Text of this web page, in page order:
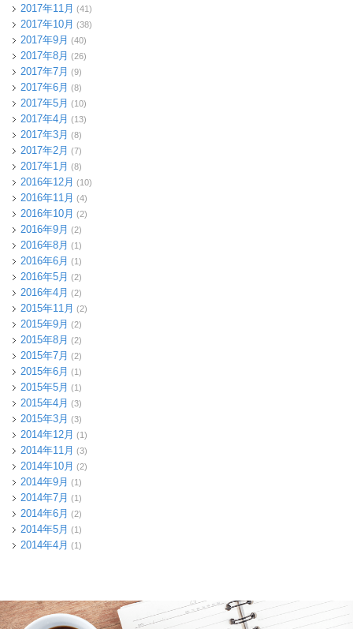
2017年11月 (41)
2017年10月 (38)
2017年9月 (40)
2017年8月 (26)
2017年7月 (9)
2017年6月 (8)
2017年5月 (10)
2017年4月 (13)
2017年3月 (8)
2017年2月 (7)
2017年1月 (8)
2016年12月 (10)
2016年11月 (4)
2016年10月 (2)
2016年9月 (2)
2016年8月 (1)
2016年6月 (1)
2016年5月 (2)
2016年4月 (2)
2015年11月 (2)
2015年9月 (2)
2015年8月 (2)
2015年7月 (2)
2015年6月 (1)
2015年5月 (1)
2015年4月 (3)
2015年3月 (3)
2014年12月 (1)
2014年11月 (3)
2014年10月 (2)
2014年9月 (1)
2014年7月 (1)
2014年6月 (2)
2014年5月 (1)
2014年4月 (1)